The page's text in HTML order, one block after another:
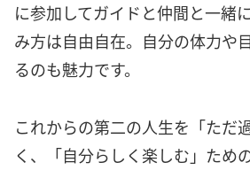
に参加してガイドと仲間と一緒
み方は自由自在。自分の体力や
るのも魅力です。
これからの第二の人生を「ただ
く、「自分らしく楽しむ」ため